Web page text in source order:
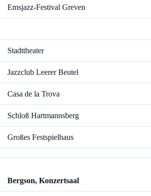
Emsjazz-Festival Greven
Stadttheater
Jazzclub Leerer Beutel
Casa de la Trova
Schloß Hartmannsberg
Großes Festspielhaus
Bergson, Konzertsaal